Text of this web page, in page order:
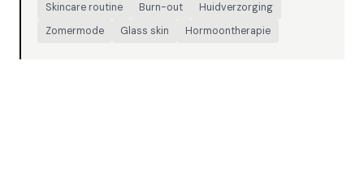
Skincare routine
Burn-out
Huidverzorging
Zomermode
Glass skin Hormoontherapie